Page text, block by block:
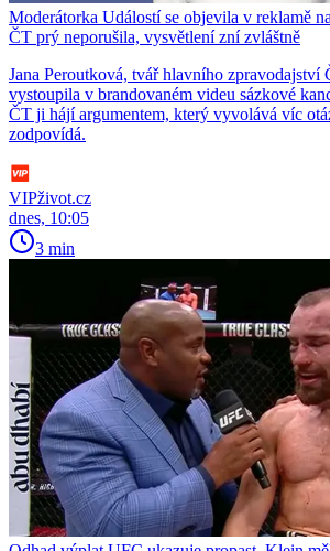
Moderátorka Událostí se objevila v reklamě
ČT prý neporušila, vysvětlení zní zvláštně
Jana Peroutková, tvář hlavního zpravodajství
vystoupila v brandovaném videu sázkové
ČT ji hájí argumentem, který vyvolává víc
zodpovídá.
VIPživot.cz
dnes, 10:05
3 min